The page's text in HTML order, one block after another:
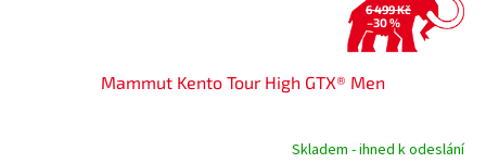
6 499 Kč
–30 %
Mammut Kento Tour High GTX® Men
Skladem - ihned k odeslání